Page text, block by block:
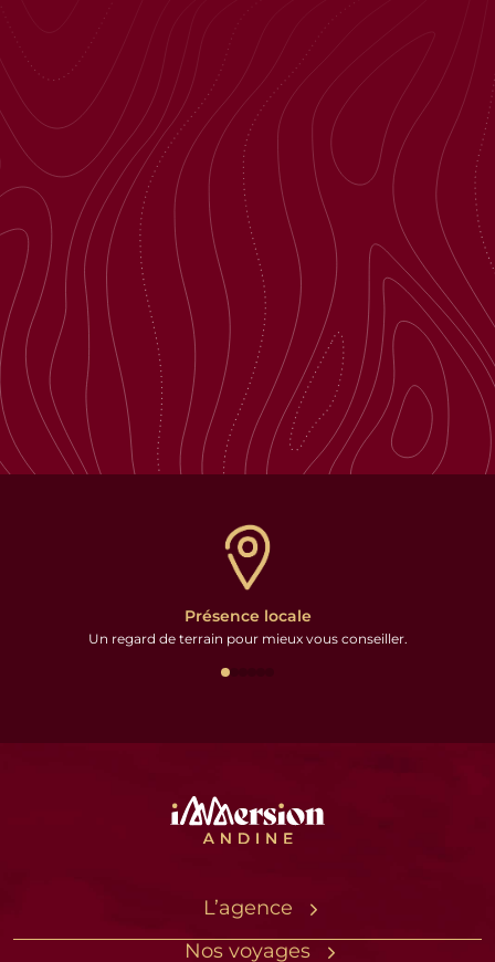
Présence locale
Un regard de terrain pour mieux vous conseiller.
L’agence
L’équipe sur place
Nos voyages